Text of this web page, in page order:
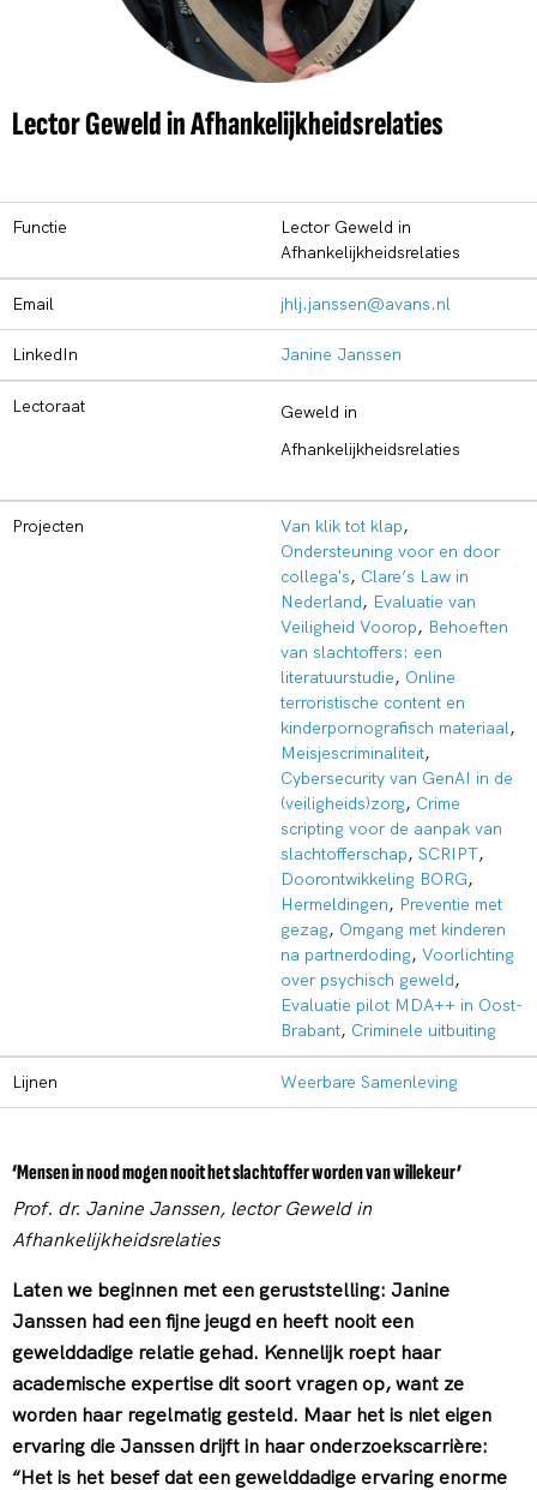
Lector Geweld in Afhankelijkheidsrelaties
Functie
Lector Geweld in
Afhankelijkheidsrelaties
Email jhlj.janssen@avans.nl
LinkedIn Janine Janssen
Lectoraat
Geweld in
Afhankelijkheidsrelaties
Projecten Van klik tot klap,
Ondersteuning voor en door
collega's, Clare’s Law in
Nederland, Evaluatie van
Veiligheid Voorop, Behoeften
van slachtoffers: een
literatuurstudie, Online
terroristische content en
kinderpornografisch materiaal,
Meisjescriminaliteit,
Cybersecurity van GenAI in de
(veiligheids)zorg, Crime
scripting voor de aanpak van
slachtofferschap, SCRIPT,
Doorontwikkeling BORG,
Hermeldingen, Preventie met
gezag, Omgang met kinderen
na partnerdoding, Voorlichting
over psychisch geweld,
Evaluatie pilot MDA++ in Oost-
Brabant, Criminele uitbuiting
Lijnen Weerbare Samenleving
‘Mensen in nood mogen nooit het slachtoffer worden van willekeur’
Prof. dr. Janine Janssen, lector Geweld in
Afhankelijkheidsrelaties
Laten we beginnen met een geruststelling: Janine
Janssen had een fijne jeugd en heeft nooit een
gewelddadige relatie gehad. Kennelijk roept haar
academische expertise dit soort vragen op, want ze
worden haar regelmatig gesteld. Maar het is niet eigen
ervaring die Janssen drijft in haar onderzoekscarrière:
“Het is het besef dat een gewelddadige ervaring enorme